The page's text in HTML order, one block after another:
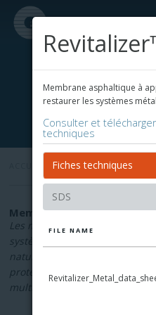
Membrane de toiture
Les membranes de toiture à
systèmes durables, renforcés
nature robuste et sans joints,
protection étanche pour les
multicouches, métalliques et
Membrane asphaltique à
restaurer les systèmes
Consulter et
techniques
Fiches techniques
SDS
FILE NAME